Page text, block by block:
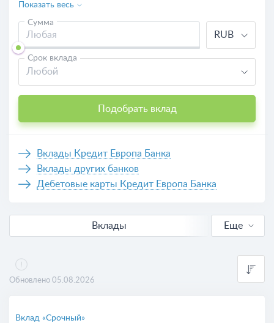
сегодня. Посмотрите предложения банков,
оставьте онлайн-заявку на выгодный вклад или
сравните с другими банками.
Показать весь
Сумма
RUB
Срок вклада
Любой
Подобрать вклад
Вклады Кредит Европа Банка
Вклады других банков
Дебетовые карты Кредит Европа Банка
Вклады
Еще
Обновлено 05.08.2026
Вклад «Срочный»